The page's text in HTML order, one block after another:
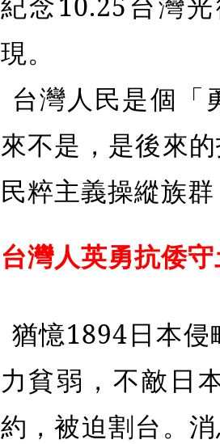
現。
台灣人民是個「
來不是，是後來
民粹主義操縱族
台灣人英勇抗倭
猶憶1894日本
力貧弱，不敵日
約，被迫割台。